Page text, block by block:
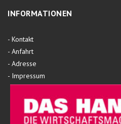
INFORMATIONEN
- Kontakt
- Anfahrt
- Adresse
- Impressum